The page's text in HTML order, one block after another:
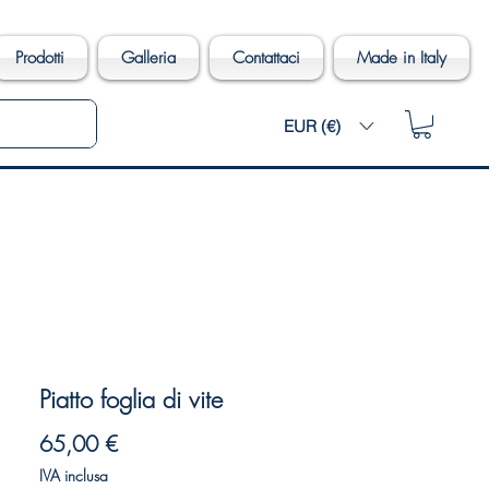
Prodotti Galleria Contattaci Made in Italy
EUR (€)
Piatto foglia di vite
65,00 €Prezzo
IVA inclusa